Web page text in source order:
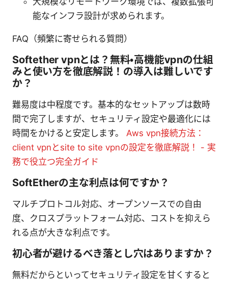
能なインフラ設計が求められます。
FAQ（頻繁に寄せられる質問）
Softether vpnとは？無料・高機能vpnの仕組
みと使い方を徹底解説！の導入は難しいです
か？
難易度は中程度です。基本的なセットアップは数時
間で完了しますが、セキュリティ設定や最適化には
時間をかけると安定します。 Aws vpn接続方法：
client vpnとsite to site vpnの設定を徹底解説！ - 実
務で役立つ完全ガイド
SoftEtherの主な利点は何ですか？
マルチプロトコル対応、オープンソースでの自由
度、クロスプラットフォーム対応、コストを抑えら
れる点が大きな利点です。
初心者が避けるべき落とし穴はありますか？
無料だからといってセキュリティ設定を甘くすると